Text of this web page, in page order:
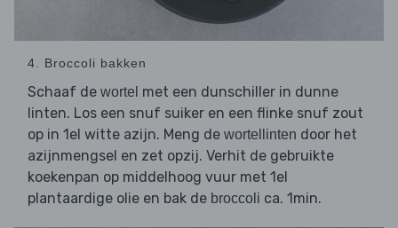
4. Broccoli bakken
Schaaf de wortel met een dunschiller in dunne
linten. Los een snuf suiker en een flinke snuf zout
op in 1el witte azijn. Meng de wortellinten door het
azijnmengsel en zet opzij. Verhit de gebruikte
koekenpan op middelhoog vuur met 1el
plantaardige olie en bak de broccoli ca. 1min.